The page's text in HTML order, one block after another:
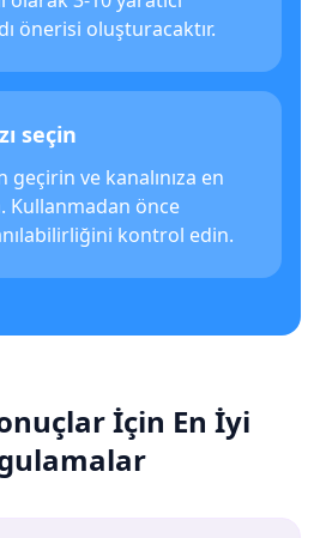
önerisi oluşturacaktır.
seçin
geçirin ve kanalınıza en
Kullanmadan önce
kontrol edin.
İçin En İyi